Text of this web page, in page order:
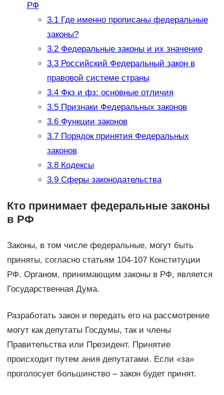
РФ
3.1Где именно прописаны федеральные
законы?
3.2Федеральные законы и их значение
3.3Российский Федеральный закон в
правовой системе страны
3.4Фкз и фз: основные отличия
3.5Признаки Федеральных законов
3.6Функции законов
3.7Порядок принятия Федеральных
законов
3.8Кодексы
3.9Сферы законодательства
Кто принимает федеральные законы
в РФ
Законы, в том числе федеральные, могут быть
приняты, согласно статьям 104-107 Конституции
РФ. Органом, принимающим законы в РФ, является
Государственная Дума.
Разработать закон и передать его на рассмотрение
могут как депутаты Госдумы, так и члены
Правительства или Президент. Принятие
происходит путем ания депутатами. Если «за»
проголосует большинство – закон будет принят.